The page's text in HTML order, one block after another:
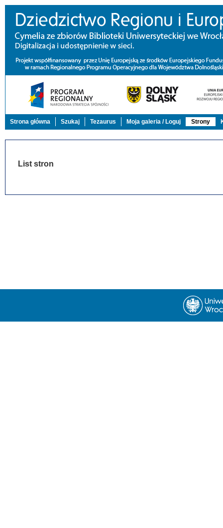
Strona główna Szukaj Tezaurus Moja galeria / Loguj Strony
List stron